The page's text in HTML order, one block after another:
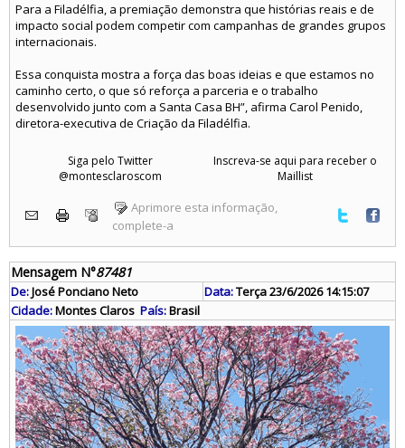
Para a Filadélfia, a premiação demonstra que histórias reais e de
impacto social podem competir com campanhas de grandes grupos
internacionais.
Essa conquista mostra a força das boas ideias e que estamos no
caminho certo, o que só reforça a parceria e o trabalho
desenvolvido junto com a Santa Casa BH”, afirma Carol Penido,
diretora-executiva de Criação da Filadélfia.
Siga pelo Twitter
@montesclaroscom
Inscreva-se aqui para receber o
Maillist
Aprimore esta informação,
complete-a
Mensagem N°87481
De:José Ponciano Neto Data:Terça 23/6/2026 14:15:07
Cidade:Montes Claros País:Brasil